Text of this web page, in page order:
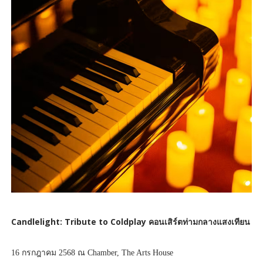
Candlelight: Tribute to Coldplay คอนเสิร์ตท่ามกลางแสงเทียน
16 กรกฎาคม 2568 ณ Chamber, The Arts House